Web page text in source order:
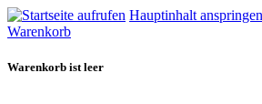
Hauptinhalt anspringen
Warenkorb
Warenkorb ist leer